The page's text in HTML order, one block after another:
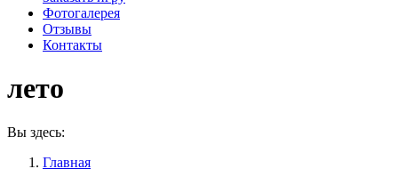
Фотогалерея
Отзывы
Контакты
лето
Вы здесь:
Главная